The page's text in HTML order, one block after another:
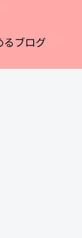
るブログ